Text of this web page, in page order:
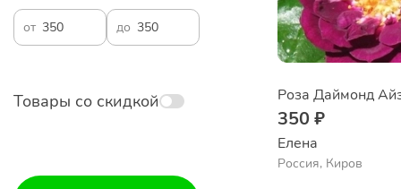
от до
Товары со скидкой Роза Даймонд
350 ₽
Елена
Россия, Киров